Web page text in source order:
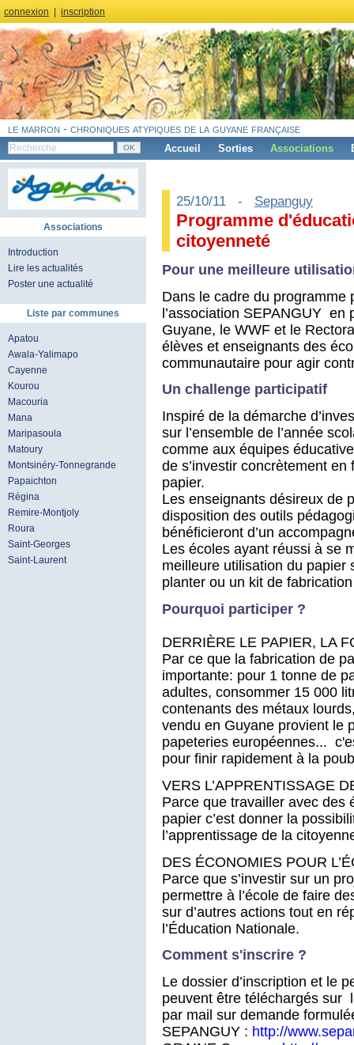
connexion inscription
le marron - chroniques atypiques de la guyane française
Accueil Sorties Associations
Associations
Introduction
Lire les actualités
Poster une actualité
Liste par communes
Apatou
Awala-Yalimapo
Cayenne
Kourou
Macouria
Mana
Maripasoula
Matoury
Montsinéry-Tonnegrande
Papaichton
Régina
Remire-Montjoly
Roura
Saint-Georges
Saint-Laurent
25/10/11 - Sepanguy
Programme
citoyenneté
Pour une meilleure
Dans le cadre du programme
l’association SEPANGUY en
Guyane, le WWF et le
élèves et enseignants des
communautaire pour agir
Un challenge participatif
Inspiré de la démarche
sur l’ensemble de l’année
comme aux équipes
de s’investir concrètement
papier.
Les enseignants désireux de
disposition des outils
bénéficieront d’un
Les écoles ayant réussi à se
meilleure utilisation du papier
planter ou un kit de
Pourquoi participer ?
DERRIÈRE LE PAPIER, LA
Par ce que la fabrication de
importante: pour 1 tonne de
adultes, consommer 15 000
contenants des métaux
vendu en Guyane provient
papeteries européennes...
pour finir rapidement à la
VERS L’APPRENTISSAGE
Parce que travailler avec des
papier c’est donner la
l’apprentissage de la
DES ÉCONOMIES POUR
Parce que s’investir sur un
permettre à l’école de faire
sur d’autres actions tout en
l’Éducation Nationale.
Comment s'inscrire ?
Le dossier d’inscription et le
peuvent être téléchargés sur
par mail sur demande
SEPANGUY : http://